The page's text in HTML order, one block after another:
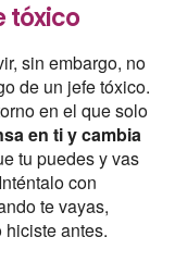
tóxico
sin embargo, no
de un jefe tóxico.
en el que solo
en ti y cambia
tu puedes y vas
con
te vayas,
hiciste antes.